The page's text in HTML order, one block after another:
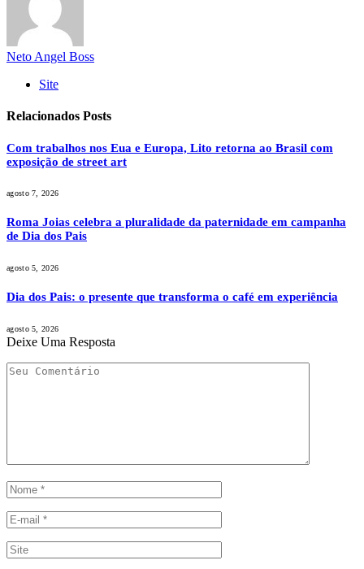
Neto Angel Boss
Site
Relacionados Posts
Com trabalhos nos Eua e Europa, Lito retorna ao Brasil com
exposição de street art
agosto 7, 2026
Roma Joias celebra a pluralidade da paternidade em campanha
de Dia dos Pais
agosto 5, 2026
Dia dos Pais: o presente que transforma o café em experiência
agosto 5, 2026
Deixe Uma Resposta